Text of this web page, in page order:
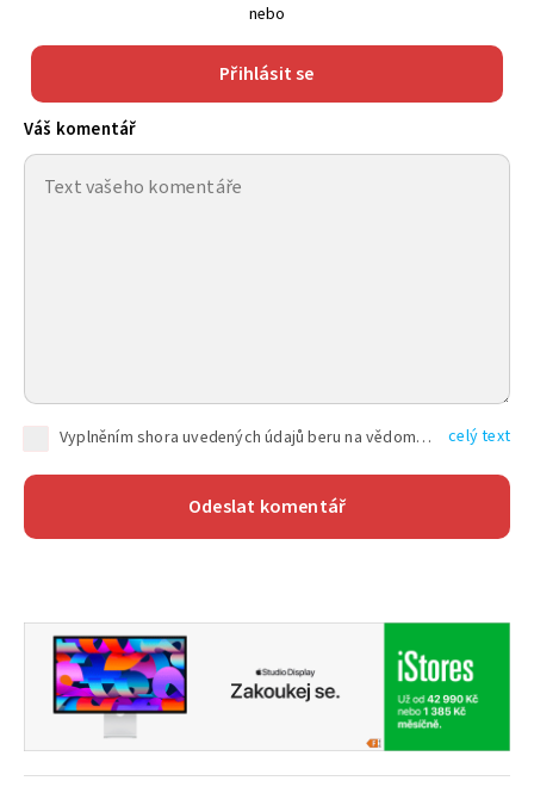
nebo
Přihlásit se
Váš komentář
Vyplněním shora uvedených údajů beru na vědomí, že společnost TEXT FACTORY s.r.o., sídlem Brno, Durďákova 336/29, Černá Pole, PSČ: 613 00, IČ: 06157831, zapsané u Krajského soudu v Brně, oddíl C, vložka 100399, bude zpracovávat mé osobní údaje uvedené v rámci mnou vyplněného registračního formuláře na základě oprávněných zájmů TEXT FACTORY s.r.o. dle čl. 6 odst. 1 písm. f) GDPR a pro splnění právních povinností (čl. 6 odst. 1 písm. c) GDPR), a to pro tyto účely: nezbytnost zajistit oprávnění návštěvníka webových stránek provozovaných společností TEXT FACTORY s.r.o. přispívat aktivně ke zveřejněným článkům nebo v rámci diskusních fór a výkon práv TEXT FACTORY s.r.o. jako administrátora těchto diskusních fór. Více informací o zpracování osobních údajů a právech lze nalézt v celý text